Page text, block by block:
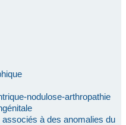
nodulose-arthropathie
à des anomalies du